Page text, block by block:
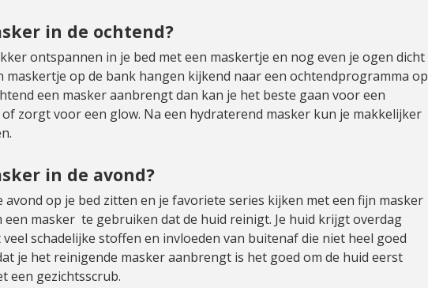
in de ochtend?
ontspannen in je bed met een maskertje en nog even je ogen dicht
maskertje op de bank hangen kijkend naar een ochtendprogramma op
een masker aanbrengt dan kan je het beste gaan voor een
zorgt voor een glow. Na een hydraterend masker kun je makkelijker
in de avond?
avond op je bed zitten en je favoriete series kijken met een fijn masker
een masker te gebruiken dat de huid reinigt. Je huid krijgt overdag
schadelijke stoffen en invloeden van buitenaf die niet heel goed
je het reinigende masker aanbrengt is het goed om de huid eerst
een gezichtsscrub.